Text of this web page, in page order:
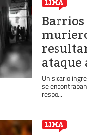
LIMA
Barrios
ataque
Un sicario
se
respo...
LIMA